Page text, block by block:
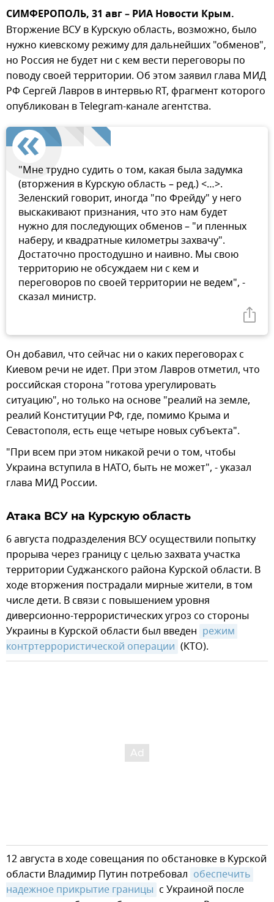
СИМФЕРОПОЛЬ, 31 авг – РИА Новости Крым.
Вторжение ВСУ в Курскую область, возможно, было
нужно киевскому режиму для дальнейших "обменов",
но Россия не будет ни с кем вести переговоры по
поводу своей территории. Об этом заявил глава МИД
РФ Сергей Лавров в интервью RT, фрагмент которого
опубликован в Telegram-канале агентства.
"Мне трудно судить о том, какая была задумка
(вторжения в Курскую область – ред.) <…>.
Зеленский говорит, иногда "по Фрейду" у него
выскакивают признания, что это нам будет
нужно для последующих обменов – "и пленных
наберу, и квадратные километры захвачу".
Достаточно простодушно и наивно. Мы свою
территорию не обсуждаем ни с кем и
переговоров по своей территории не ведем", -
сказал министр.
Он добавил, что сейчас ни о каких переговорах с
Киевом речи не идет. При этом Лавров отметил, что
российская сторона "готова урегулировать
ситуацию", но только на основе "реалий на земле,
реалий Конституции РФ, где, помимо Крыма и
Севастополя, есть еще четыре новых субъекта".
"При всем при этом никакой речи о том, чтобы
Украина вступила в НАТО, быть не может", - указал
глава МИД России.
Атака ВСУ на Курскую область
6 августа подразделения ВСУ осуществили попытку
прорыва через границу с целью захвата участка
территории Суджанского района Курской области. В
ходе вторжения пострадали мирные жители, в том
числе дети. В связи с повышением уровня
диверсионно-террористических угроз со стороны
Украины в Курской области был введен режим
контртеррористической операции (КТО).
12 августа в ходе совещания по обстановке в Курской
области Владимир Путин потребовал обеспечить
надежное прикрытие границы с Украиной после